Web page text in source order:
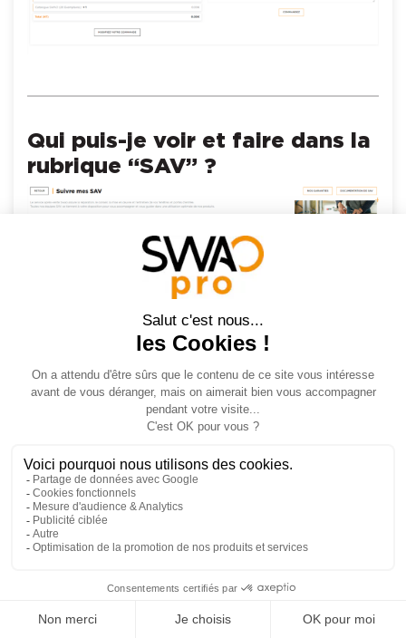
Qui puis-je voir et faire dans la
rubrique “SAV” ?
Simulateur
FAQ
Données personnelles